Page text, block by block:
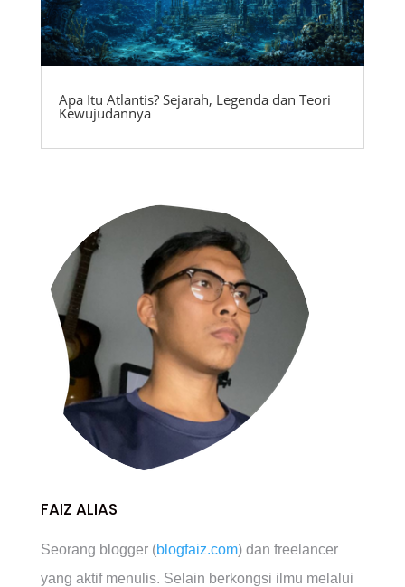
Apa Itu Atlantis? Sejarah, Legenda dan Teori
Kewujudannya
FAIZ ALIAS
Seorang blogger (blogfaiz.com) dan freelancer
yang aktif menulis. Selain berkongsi ilmu melalui